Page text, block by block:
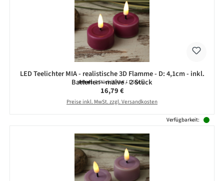
LED Teelichter MIA - realistische 3D Flamme - D: 4,1cm - inkl.
Batterien - malve - 2 Stück
Inhalt:2 Stück(8,40 € / 1 Stück)
Regulärer Preis:
16,79 €
Preise inkl. MwSt. zzgl. Versandkosten
Verfügbarkeit: